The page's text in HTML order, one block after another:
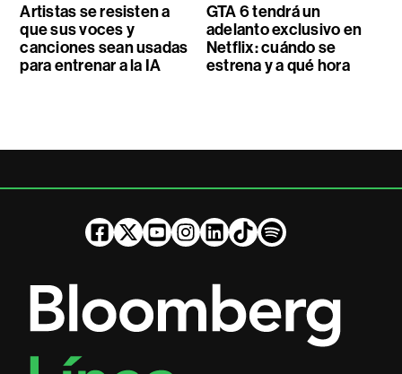
Artistas se resisten a
que sus voces y
canciones sean usadas
para entrenar a la IA
GTA 6 tendrá un
adelanto exclusivo en
Netflix: cuándo se
estrena y a qué hora